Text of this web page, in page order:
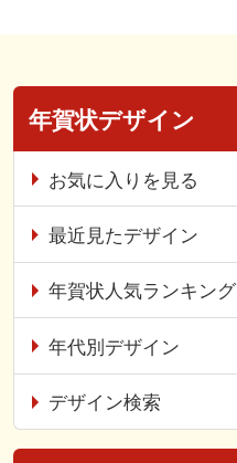
年賀状デザイン
お気に入りを見る
最近見たデザイン
年賀状人気ランキング
年代別デザイン
デザイン検索